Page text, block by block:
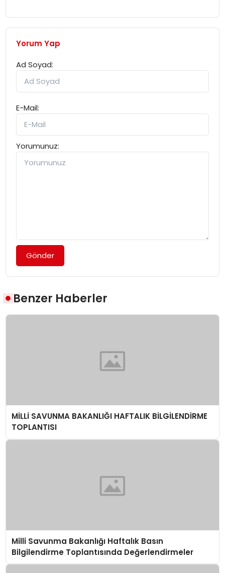
Yorum Yap
Ad Soyad:
E-Mail:
Yorumunuz:
Gönder
Benzer Haberler
MİLLİ SAVUNMA BAKANLIĞI HAFTALIK BİLGİLENDİRME
TOPLANTISI
Milli Savunma Bakanlığı Haftalık Basın
Bilgilendirme Toplantısında Değerlendirmeler